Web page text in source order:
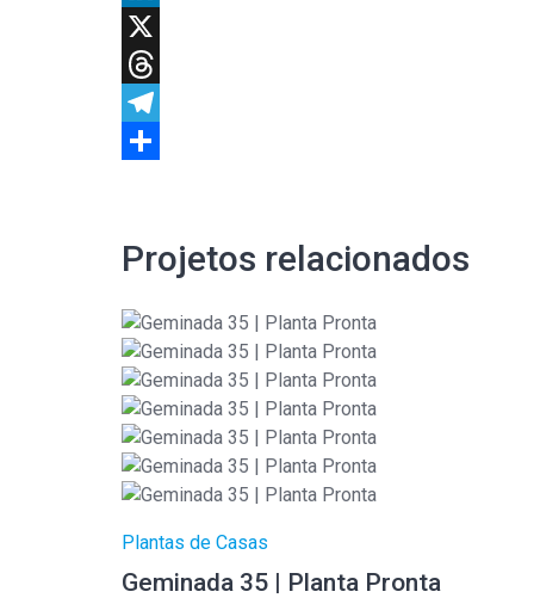
LinkedIn
X
Threads
Telegram
Projetos relacionados
Plantas de Casas
Geminada 35 | Planta Pronta